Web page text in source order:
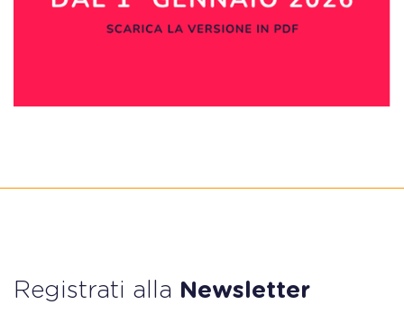
Registrati alla Newsletter